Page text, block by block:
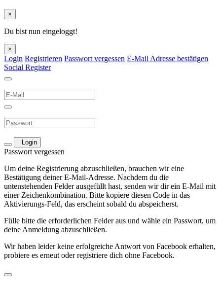
×
Du bist nun eingeloggt!
×
Login Registrieren Passwort vergessen E-Mail Adresse bestätigen
Social Register
Login
Passwort vergessen
Um deine Registrierung abzuschließen, brauchen wir eine
Bestätigung deiner E-Mail-Adresse. Nachdem du die
untenstehenden Felder ausgefüllt hast, senden wir dir ein E-Mail mit
einer Zeichenkombination. Bitte kopiere diesen Code in das
Aktivierungs-Feld, das erscheint sobald du abspeicherst.
Fülle bitte die erforderlichen Felder aus und wähle ein Passwort, um
deine Anmeldung abzuschließen.
Wir haben leider keine erfolgreiche Antwort von Facebook erhalten,
probiere es erneut oder registriere dich ohne Facebook.